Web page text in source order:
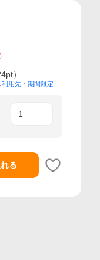
）
pt）
利用先・期間限定
る